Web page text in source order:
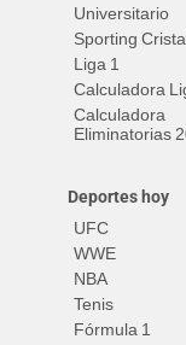
Universitario
Sporting
Liga 1
Calculadora
Calculadora
Eliminatorias
Deportes hoy
UFC
WWE
NBA
Tenis
Fórmula 1